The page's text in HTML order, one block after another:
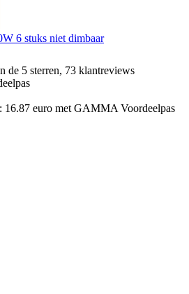
6 stuks niet dimbaar
de 5 sterren, 73 klantreviews
16.87 euro met GAMMA Voordeelpas